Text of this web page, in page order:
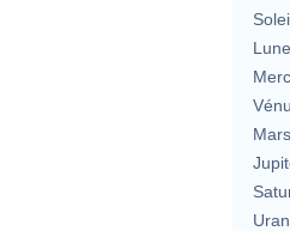
Lune
Mars